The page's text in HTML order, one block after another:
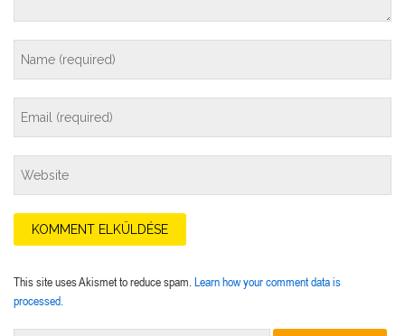
This site uses Akismet to reduce spam. Learn how your comment data is
processed.